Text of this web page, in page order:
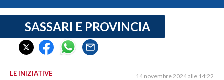
CRONACA SARDEGNA
CAGLIARI
SULCIS IGLESIENTE
SASSARI E PROVINCIA
LE INIZIATIVE 14 novembre 2024 alle 14:22